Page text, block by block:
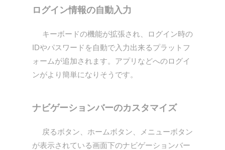
ログイン情報の自動入力
キーボードの機能が拡張され、ログイン時の
IDやパスワードを自動で入力出来るプラットフ
ォームが追加されます。アプリなどへのログイ
ンがより簡単になりそうです。
ナビゲーションバーのカスタマイズ
戻るボタン、ホームボタン、メニューボタン
が表示されている画面下のナビゲーションバー